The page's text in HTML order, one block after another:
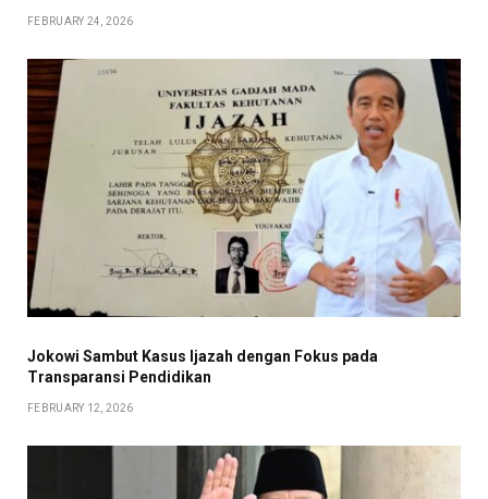
FEBRUARY 24, 2026
Jokowi Sambut Kasus Ijazah dengan Fokus pada
Transparansi Pendidikan
FEBRUARY 12, 2026